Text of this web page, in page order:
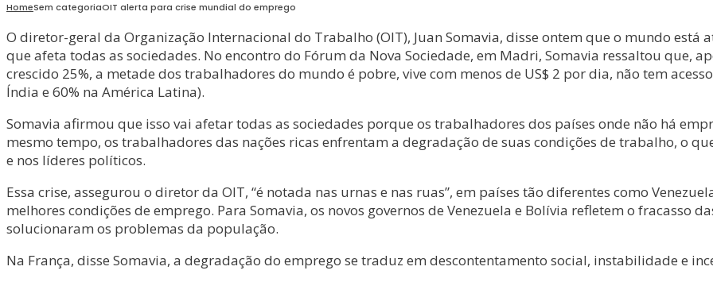
HomeSem categoriaOIT alerta para crise mundial do emprego
O diretor-geral da Organização Internacional do Trabalho (OIT), Juan Somavia, disse ontem que o mundo está
que afeta todas as sociedades. No encontro do Fórum da Nova Sociedade, em Madri, Somavia ressaltou que,
crescido 25%, a metade dos trabalhadores do mundo é pobre, vive com menos de US$ 2 por dia, não tem
Índia e 60% na América Latina).
Somavia afirmou que isso vai afetar todas as sociedades porque os trabalhadores dos países onde não há
mesmo tempo, os trabalhadores das nações ricas enfrentam a degradação de suas condições de trabalho, o
e nos líderes políticos.
Essa crise, assegurou o diretor da OIT, “é notada nas urnas e nas ruas”, em países tão diferentes como
melhores condições de emprego. Para Somavia, os novos governos de Venezuela e Bolívia refletem o fracasso
solucionaram os problemas da população.
Na França, disse Somavia, a degradação do emprego se traduz em descontentamento social, instabilidade e